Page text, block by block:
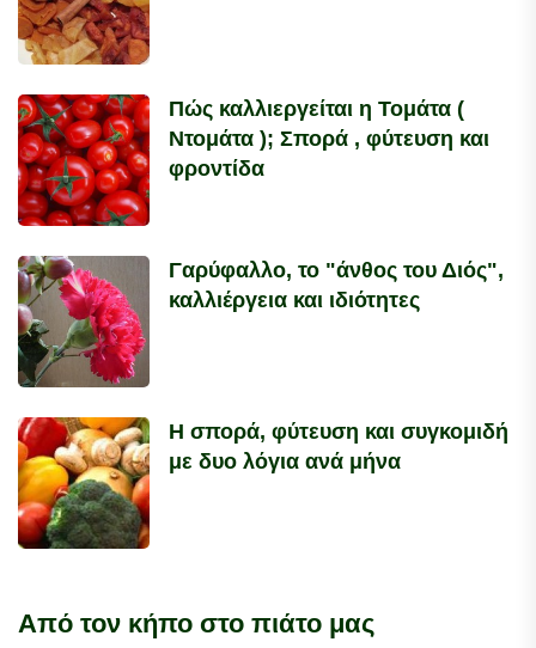
Πώς καλλιεργείται η Τομάτα (
Ντομάτα ); Σπορά , φύτευση και
φροντίδα
Γαρύφαλλο, το "άνθος του Διός",
καλλιέργεια και ιδιότητες
Η σπορά, φύτευση και συγκομιδή
με δυο λόγια ανά μήνα
Από τον κήπο στο πιάτο μας